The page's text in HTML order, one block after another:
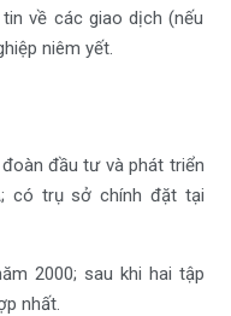
về các giao dịch (nếu
niêm yết.
đầu tư và phát triển
có trụ sở chính đặt tại
2000; sau khi hai tập
nhất.